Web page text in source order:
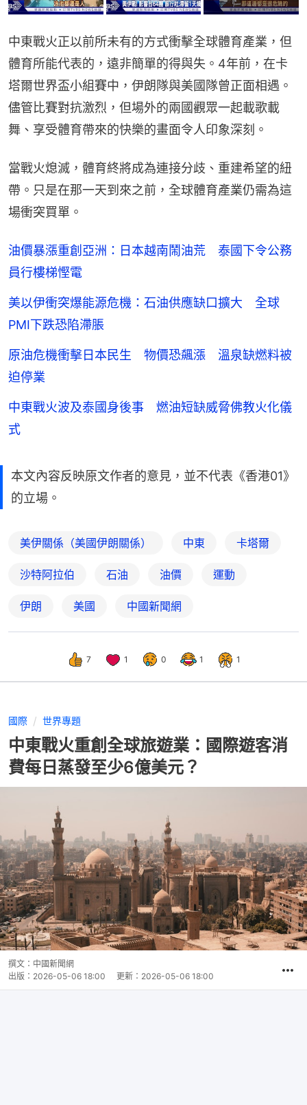
中東戰火正以前所未有的方式衝擊全球體育產業，但
體育所能代表的，遠非簡單的得與失。4年前，在卡
塔爾世界盃小組賽中，伊朗隊與美國隊曾正面相遇。
儘管比賽對抗激烈，但場外的兩國觀眾一起載歌載
舞、享受體育帶來的快樂的畫面令人印象深刻。
當戰火熄滅，體育終將成為連接分歧、重建希望的紐
帶。只是在那一天到來之前，全球體育產業仍需為這
場衝突買單。
油價暴漲重創亞洲：日本越南鬧油荒 泰國下令公務
員行樓梯慳電
美以伊衝突爆能源危機：石油供應缺口擴大 全球
PMI下跌恐陷滯脹
原油危機衝擊日本民生 物價恐飆漲 溫泉缺燃料被
迫停業
中東戰火波及泰國身後事 燃油短缺威脅佛教火化儀
式
本文內容反映原文作者的意見，並不代表《香港01》
的立場。
美伊關係（美國伊朗關係） 中東 卡塔爾
沙特阿拉伯 石油 油價 運動
伊朗 美國 中國新聞網
7 1 0 1 1
國際 世界專題
中東戰火重創全球旅遊業：國際遊客消
費每日蒸發至少6億美元？
撰文： 中國新聞網
出版： 2026-05-06 18:00 更新： 2026-05-06 18:00